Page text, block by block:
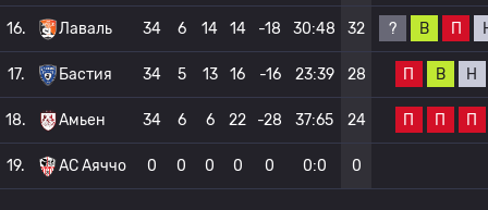
16. Лаваль 34 6 14 14 -18 30:48 32 ? В П
17. Бастия 34 5 13 16 -16 23:39 28 П В Н
18. Амьен 34 6 6 22 -28 37:65 24 П П П
19. AC Аяччо 0 0 0 0 0 0:0 0